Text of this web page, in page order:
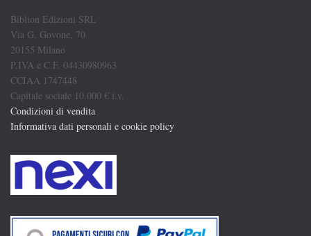
Biblion Edizioni SRL
Via G. Govone, 70
20155 Milano
P.IVA e C.F. 04430980963
CCIAA 1747448
Capitale sociale 10.000 € i.v.
Condizioni di vendita
Informativa dati personali e cookie policy